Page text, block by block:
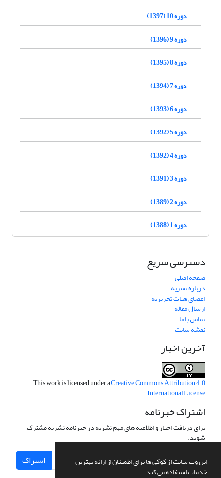
این وب سایت از کوکی ها برای اطمینان از ارائه بهترین
خدمات استفاده می کند.
دوره 10 (1397)
دوره 9 (1396)
دوره 8 (1395)
دوره 7 (1394)
دوره 6 (1393)
دوره 5 (1392)
دوره 4 (1392)
دوره 3 (1391)
دوره 2 (1389)
دوره 1 (1388)
دسترسی سریع
صفحه اصلی
درباره نشریه
اعضای هیات تحریریه
ارسال مقاله
تماس با ما
نقشه سایت
آخرین اخبار
This work is licensed under aCreative Commons Attribution 4.0
International License
.
اشتراک خبرنامه
برای دریافت اخبار و اطلاعیه های مهم نشریه در خبرنامه نشریه مشترک
شوید.
اشتراک